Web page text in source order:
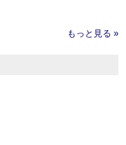
もっと見る »